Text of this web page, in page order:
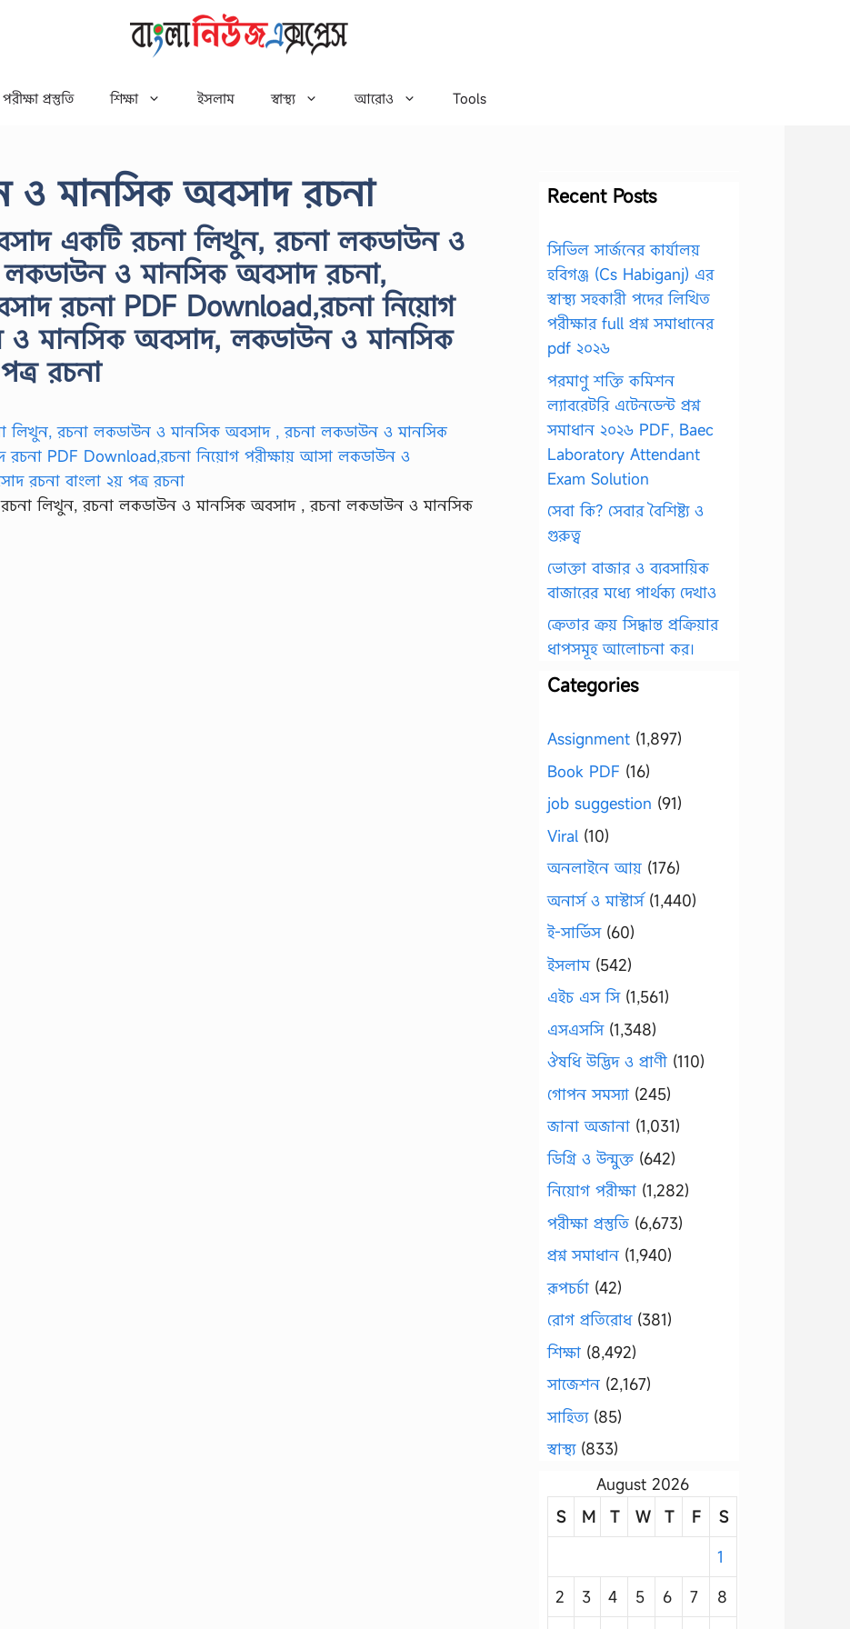
পরীক্ষা প্রস্তুতি শিক্ষা ইসলাম স্বাস্থ্য আরোও Tools
ও মানসিক অবসাদ রচনা
একটি রচনা লিখুন, রচনা লকডাউন ও
ও মানসিক অবসাদ রচনা,
রচনা PDF Download,রচনা নিয়োগ
ও মানসিক অবসাদ, লকডাউন ও মানসিক
রচনা
লিখুন, রচনা লকডাউন ও মানসিক অবসাদ , রচনা লকডাউন ও মানসিক
Recent Posts
সিভিল সার্জনের কার্যালয়
হবিগঞ্জ (Cs Habiganj) এর
স্বাস্থ্য সহকারী পদের লিখিত
পরীক্ষার full প্রশ্ন সমাধানের
pdf ২০২৬
পরমাণু শক্তি কমিশন
ল্যাবরেটরি এটেনডেন্ট প্রশ্ন
সমাধান ২০২৬ PDF, Baec
Laboratory Attendant
Exam Solution
সেবা কি? সেবার বৈশিষ্ট্য ও
গুরুত্ব
ভোক্তা বাজার ও ব্যবসায়িক
বাজারের মধ্যে পার্থক্য দেখাও
ক্রেতার ক্রয় সিদ্ধান্ত প্রক্রিয়ার
ধাপসমূহ আলোচনা কর।
Categories
Assignment (1,897)
Book PDF (16)
job suggestion (91)
Viral (10)
অনলাইনে আয় (176)
অনার্স ও মাস্টার্স(1,440)
ই-সার্ভিস(60)
ইসলাম(542)
এইচ এস সি(1,561)
এসএসসি(1,348)
ঔষধি উদ্ভিদ ও প্রাণী (110)
গোপন সমস্যা (245)
জানা অজানা (1,031)
ডিগ্রি ও উন্মুক্ত (642)
নিয়োগ পরীক্ষা (1,282)
পরীক্ষা প্রস্তুতি (6,673)
প্রশ্ন সমাধান (1,940)
রূপচর্চা (42)
রোগ প্রতিরোধ(381)
শিক্ষা (8,492)
সাজেশন (2,167)
সাহিত্য(85)
স্বাস্থ্য(833)
August 2026
S
M T W T F
S
1
2
3 4 5 6 7
8